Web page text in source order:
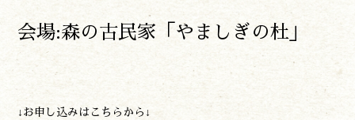
会場:森の古民家「やましぎの杜」
↓お申し込みはこちらから↓